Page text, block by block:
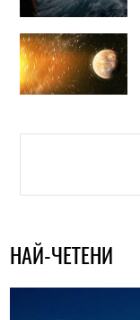
НАЙ-ЧЕТЕНИ